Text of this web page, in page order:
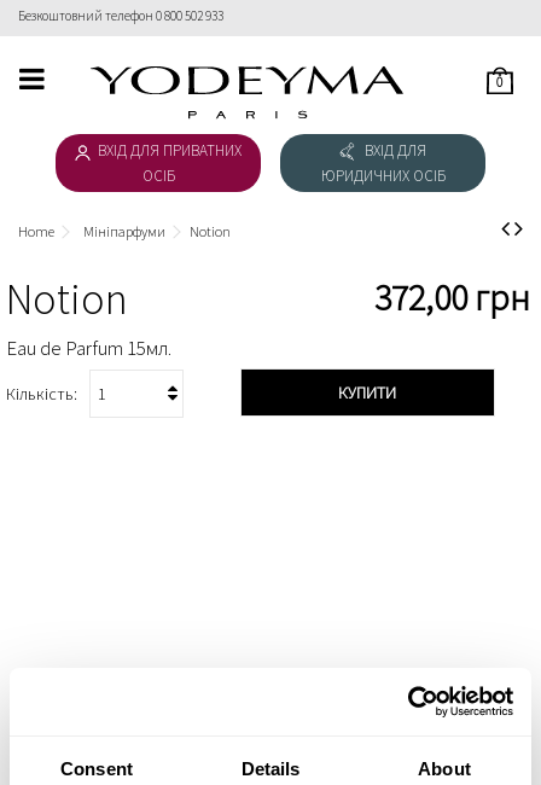
Consent Details About
Безкоштовний телефон 0 800 502 933
0
ВХІД ДЛЯ ПРИВАТНИХ
ОСІБ
ВХІД ДЛЯ
ЮРИДИЧНИХ ОСІБ
ЖІНОЧА КОЛЕКЦІЯ
ЗАВАНТАЖИТИ КАТАЛОГ
Home Мініпарфуми Notion
Notion
Eau de Parfum 15мл.
372,00 грн
Кількість: КУПИТИ